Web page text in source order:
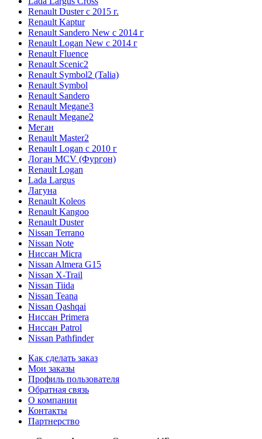
Renault Duster с 2015 г.
Renault Kaptur
Renault Sandero New с 2014 г
Renault Logan New с 2014 г
Renault Fluence
Renault Scenic2
Renault Symbol2 (Talia)
Renault Symbol
Renault Sandero
Renault Megane3
Renault Megane2
Меган
Renault Master2
Renault Logan c 2010 г
Логан МСV (Фургон)
Renault Logan
Lada Largus
Лагуна
Renault Koleos
Renault Kangoo
Renault Duster
Nissan Terrano
Nissan Note
Ниссан Micra
Nissan Almera G15
Nissan X-Trail
Nissan Tiida
Nissan Teana
Nissan Qashqai
Ниссан Primera
Ниссан Patrol
Nissan Pathfinder
Как сделать заказ
Мои заказы
Профиль пользователя
Обратная связь
О компании
Контакты
Партнерство